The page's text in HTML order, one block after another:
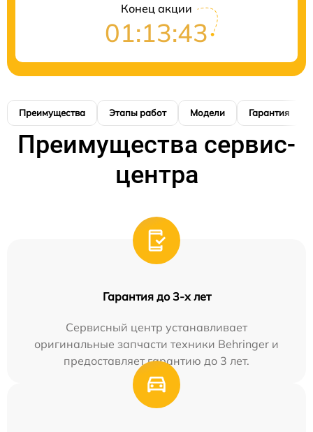
Конец акции
01:13:42
Преимущества Этапы работ Модели Гарантия
Преимущества сервис-
центра
Гарантия до 3-х лет
Сервисный центр устанавливает
оригинальные запчасти техники Behringer и
предоставляет гарантию до 3 лет.